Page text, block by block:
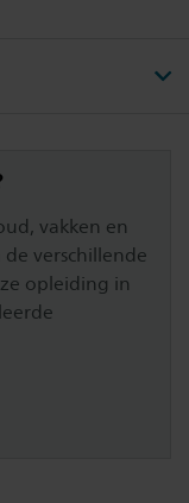
vakken en
verschillende
opleiding in